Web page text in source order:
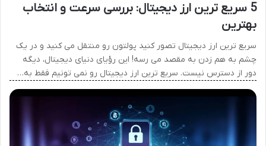
5 سریع ترین ارز دیجیتال: بررسی سرعت و انتخاب
بهترین
سریع ترین ارز دیجیتال تصور کنید پولتون رو منتقل می کنید و در یک
چشم به هم زدن به مقصد می رسه! این رؤیای دنیای دیجیتال، دیگه
دور از دسترس نیست. سریع ترین ارز دیجیتال رو نمی تونیم فقط به…